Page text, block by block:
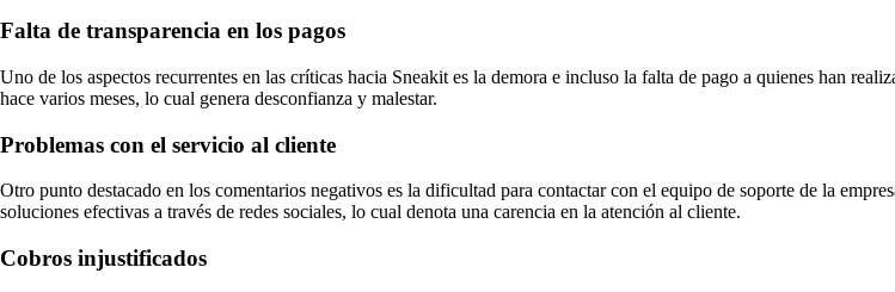
Falta de transparencia en los pagos
Uno de los aspectos recurrentes en las críticas hacia Sneakit es la demora e incluso la falta de pago a quienes han
hace varios meses, lo cual genera desconfianza y malestar.
Problemas con el servicio al cliente
Otro punto destacado en los comentarios negativos es la dificultad para contactar con el equipo de soporte de la
soluciones efectivas a través de redes sociales, lo cual denota una carencia en la atención al cliente.
Cobros injustificados